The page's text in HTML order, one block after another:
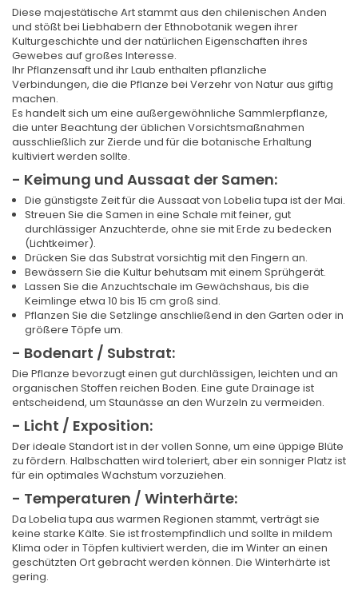
Diese majestätische Art stammt aus den chilenischen Anden
und stößt bei Liebhabern der Ethnobotanik wegen ihrer
Kulturgeschichte und der natürlichen Eigenschaften ihres
Gewebes auf großes Interesse.
Ihr Pflanzensaft und ihr Laub enthalten pflanzliche
Verbindungen, die die Pflanze bei Verzehr von Natur aus giftig
machen.
Es handelt sich um eine außergewöhnliche Sammlerpflanze,
die unter Beachtung der üblichen Vorsichtsmaßnahmen
ausschließlich zur Zierde und für die botanische Erhaltung
kultiviert werden sollte.
- Keimung und Aussaat der Samen:
Die günstigste Zeit für die Aussaat von Lobelia tupa ist der Mai.
Streuen Sie die Samen in eine Schale mit feiner, gut
durchlässiger Anzuchterde, ohne sie mit Erde zu bedecken
(Lichtkeimer).
Drücken Sie das Substrat vorsichtig mit den Fingern an.
Bewässern Sie die Kultur behutsam mit einem Sprühgerät.
Lassen Sie die Anzuchtschale im Gewächshaus, bis die
Keimlinge etwa 10 bis 15 cm groß sind.
Pflanzen Sie die Setzlinge anschließend in den Garten oder in
größere Töpfe um.
- Bodenart / Substrat:
Die Pflanze bevorzugt einen gut durchlässigen, leichten und an
organischen Stoffen reichen Boden. Eine gute Drainage ist
entscheidend, um Staunässe an den Wurzeln zu vermeiden.
- Licht / Exposition:
Der ideale Standort ist in der vollen Sonne, um eine üppige Blüte
zu fördern. Halbschatten wird toleriert, aber ein sonniger Platz ist
für ein optimales Wachstum vorzuziehen.
- Temperaturen / Winterhärte:
Da Lobelia tupa aus warmen Regionen stammt, verträgt sie
keine starke Kälte. Sie ist frostempfindlich und sollte in mildem
Klima oder in Töpfen kultiviert werden, die im Winter an einen
geschützten Ort gebracht werden können. Die Winterhärte ist
gering.